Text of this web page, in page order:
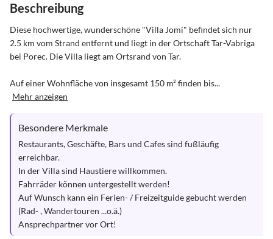
Beschreibung
Diese hochwertige, wunderschöne "Villa Jomi" befindet sich nur
2.5 km vom Strand entfernt und liegt in der Ortschaft Tar-Vabriga
bei Porec. Die Villa liegt am Ortsrand von Tar.
Auf einer Wohnfläche von insgesamt 150 m² finden bis...
Mehr anzeigen
Besondere Merkmale
Restaurants, Geschäfte, Bars und Cafes sind fußläufig
erreichbar.
In der Villa sind Haustiere willkommen.
Fahrräder können untergestellt werden!
Auf Wunsch kann ein Ferien- / Freizeitguide gebucht werden
(Rad- , Wandertouren ...o.ä.)
Ansprechpartner vor Ort!